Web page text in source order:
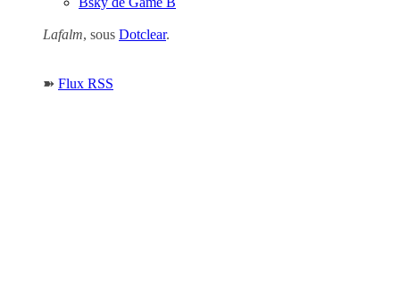
Lafalm, sous Dotclear.
➽ Flux RSS